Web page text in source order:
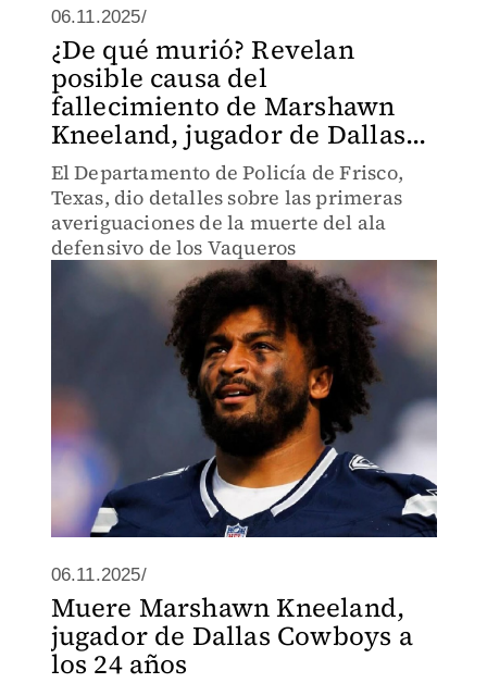
06.11.2025/
¿De qué murió? Revelan
posible causa del
fallecimiento de Marshawn
Kneeland, jugador de Dallas...
El Departamento de Policía de Frisco,
Texas, dio detalles sobre las primeras
averiguaciones de la muerte del ala
defensivo de los Vaqueros
06.11.2025/
Muere Marshawn Kneeland,
jugador de Dallas Cowboys a
los 24 años